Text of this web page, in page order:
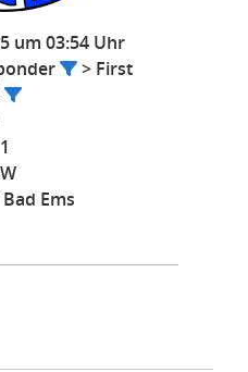
um 03:54 Uhr
> First
1
Bad Ems